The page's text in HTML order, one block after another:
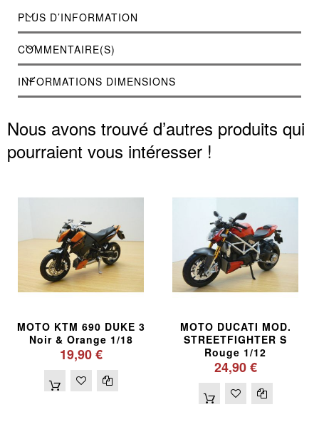
PLUS D’INFORMATION
COMMENTAIRE(S)
INFORMATIONS DIMENSIONS
Nous avons trouvé d’autres produits qui
pourraient vous intéresser !
MOTO KTM 690 DUKE 3
Noir & Orange 1/18
19,90 €
MOTO DUCATI MOD.
STREETFIGHTER S
Rouge 1/12
24,90 €